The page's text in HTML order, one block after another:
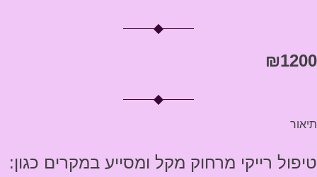
₪1200
תיאור
טיפול רייקי מרחוק מקל ומסייע במקרים כגון: